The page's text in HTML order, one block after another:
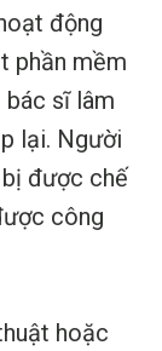
động
phần mềm
sĩ lâm
lại. Người
được chế
công
hoặc